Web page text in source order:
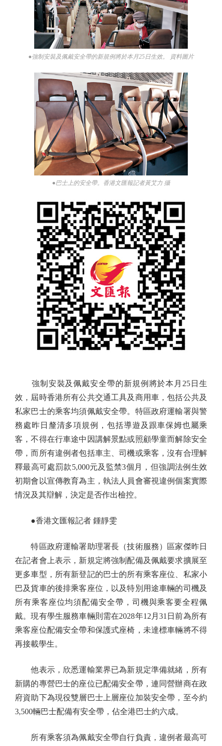
●強制安裝及佩戴安全帶的新規例將於本月25日生效。 資料圖片
●巴士上的安全帶。香港文匯報記者黃艾力 攝
強制安裝及佩戴安全帶的新規例將於本月25日生
效，屆時香港所有公共交通工具及商用車，包括公共及
私家巴士的乘客均須佩戴安全帶。特區政府運輸署與警
務處昨日釐清多項規例，包括導遊及跟車保姆也屬乘
客，不得在行車途中因講解景點或照顧學童而解除安全
帶，而所有違例者包括車主、司機或乘客，沒有合理解
釋最高可處罰款5,000元及監禁3個月，但強調法例生效
初期會以宣傳教育為主，執法人員會審視違例個案實際
情況及其辯解，決定是否作出檢控。
●香港文匯報記者 鍾靜雯
特區政府運輸署助理署長（技術服務）區家傑昨日
在記者會上表示，新規定將強制配備及佩戴要求擴展至
更多車型，所有新登記的巴士的所有乘客座位、私家小
巴及貨車的後排乘客座位，以及特別用途車輛的司機及
所有乘客座位均須配備安全帶，司機與乘客要全程佩
戴。現有學生服務車輛則需在2028年12月31日前為所有
乘客座位配備安全帶和保護式座椅，未達標車輛將不得
再接載學生。
他表示，欣悉運輸業界已為新規定準備就緒，所有
新購的專營巴士的座位已配備安全帶，連同營辦商在政
府資助下為現役雙層巴士上層座位加裝安全帶，至今約
3,500輛巴士配備有安全帶，佔全港巴士約六成。
所有乘客須為佩戴安全帶自行負責，違例者最高可